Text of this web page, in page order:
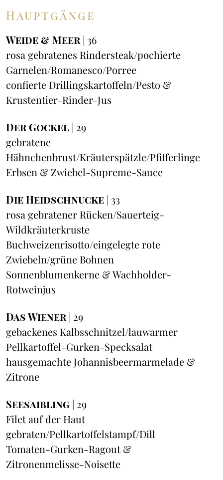
Hauptgänge
Weide & Meer | 36
rosa gebratenes Rindersteak/pochierte
Garnelen/Romanesco/Porree
confierte Drillingskartoffeln/Pesto &
Krustentier-Rinder-Jus
Der Gockel | 29
gebratene
Hähnchenbrust/Kräuterspätzle/Pfifferlinge
Erbsen & Zwiebel-Supreme-Sauce
Die Heidschnucke | 33
rosa gebratener Rücken/Sauerteig-
Wildkräuterkruste
Buchweizenrisotto/eingelegte rote
Zwiebeln/grüne Bohnen
Sonnenblumenkerne & Wachholder-
Rotweinjus
Das Wiener | 29
gebackenes Kalbsschnitzel/lauwarmer
Pellkartoffel-Gurken-Specksalat
hausgemachte Johannisbeermarmelade &
Zitrone
Seesaibling | 29
Filet auf der Haut
gebraten/Pellkartoffelstampf/Dill
Tomaten-Gurken-Ragout &
Zitronenmelisse-Noisette